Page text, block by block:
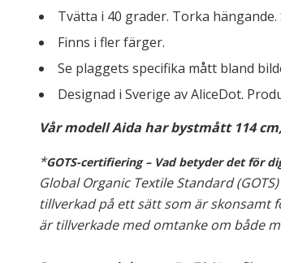
Tvätta i 40 grader. Torka
Finns i fler färger.
Se plaggets specifika mått bland
Designad i Sverige av AliceDot.
Vår modell Aida har bystmått 114
*GOTS-certifiering – Vad betyder det för
Global Organic Textile Standard
tillverkad på ett sätt som är skonsamt
är tillverkade med omtanke om både